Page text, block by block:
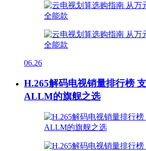
06.26
H.265解码电视销量排行榜
ALLM的旗舰之选